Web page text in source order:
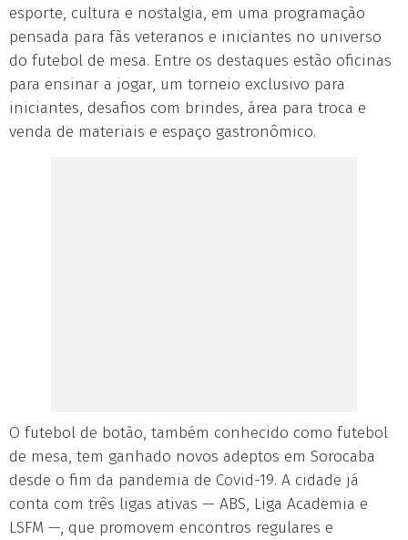
esporte, cultura e nostalgia, em uma programação
pensada para fãs veteranos e iniciantes no universo
do futebol de mesa. Entre os destaques estão oficinas
para ensinar a jogar, um torneio exclusivo para
iniciantes, desafios com brindes, área para troca e
venda de materiais e espaço gastronômico.
O futebol de botão, também conhecido como futebol
de mesa, tem ganhado novos adeptos em Sorocaba
desde o fim da pandemia de Covid-19. A cidade já
conta com três ligas ativas — ABS, Liga Academia e
LSFM —, que promovem encontros regulares e